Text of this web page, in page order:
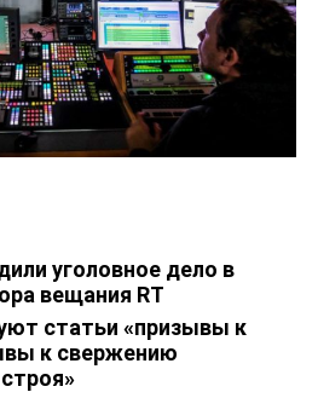
уголовное дело в
вещания RT
статьи «призывы к
к свержению